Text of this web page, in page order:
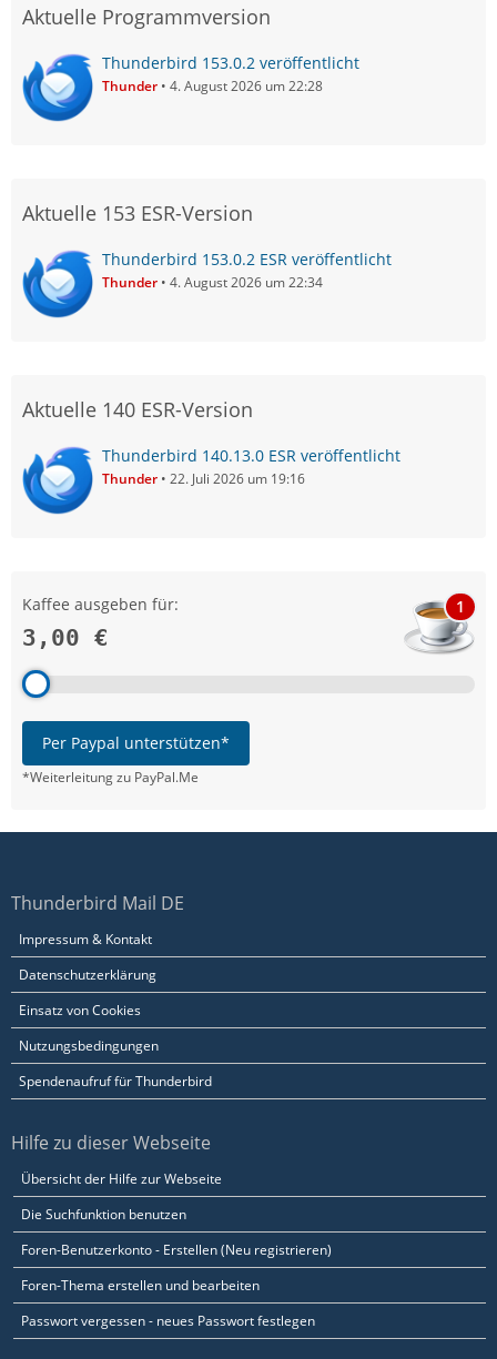
Aktuelle Programmversion
Thunderbird 153.0.2 veröffentlicht
Thunder 4. August 2026 um 22:28
Aktuelle 153 ESR-Version
Thunderbird 153.0.2 ESR veröffentlicht
Thunder 4. August 2026 um 22:34
Aktuelle 140 ESR-Version
Thunderbird 140.13.0 ESR veröffentlicht
Thunder 22. Juli 2026 um 19:16
Kaffee ausgeben für:
3,00 €
1
Per Paypal unterstützen*
*Weiterleitung zu PayPal.Me
Thunderbird Mail DE
Impressum & Kontakt
Datenschutzerklärung
Einsatz von Cookies
Nutzungsbedingungen
Spendenaufruf für Thunderbird
Hilfe zu dieser Webseite
Übersicht der Hilfe zur Webseite
Die Suchfunktion benutzen
Foren-Benutzerkonto - Erstellen (Neu registrieren)
Foren-Thema erstellen und bearbeiten
Passwort vergessen - neues Passwort festlegen